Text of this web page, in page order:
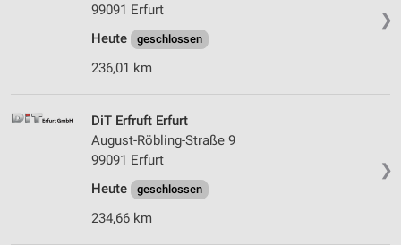
❯
99091 Erfurt
Heute
geschlossen
236,01 km
❯
DiT Erfruft Erfurt
August-Röbling-Straße 9
99091 Erfurt
Heute
geschlossen
234,66 km